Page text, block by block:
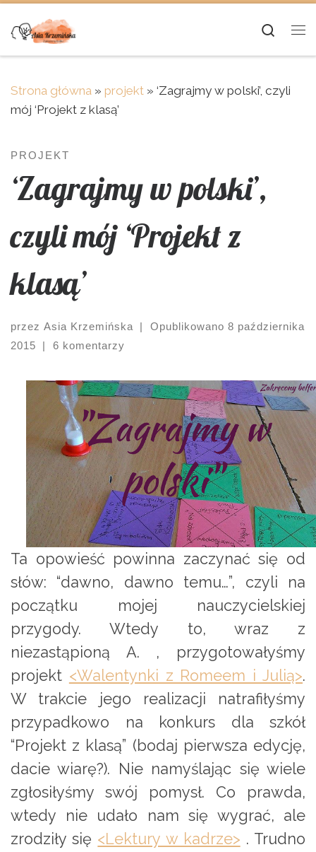
Skip to content
Strona główna » projekt » ‘Zagrajmy w polski’, czyli
mój ‘Projekt z klasą’
PROJEKT
‘Zagrajmy w polski’,
czyli mój ‘Projekt z
klasą’
przez Asia Krzemińska | Opublikowano 8 października
2015
| 6 komentarzy
Ta opowieść powinna zaczynać się od
słów: “dawno, dawno temu…”, czyli na
początku mojej nauczycielskiej
przygody. Wtedy to, wraz z
niezastąpioną A. , przygotowałyśmy
projekt <Walentynki z Romeem i Julią>.
W trakcie jego realizacji natrafiłyśmy
przypadkowo na konkurs dla szkół
“Projekt z klasą” (bodaj pierwsza edycję,
dacie wiarę?). Nie namyślając się wiele
zgłosiłyśmy swój pomysł. Co prawda,
wtedy nie udało nam się wygrać, ale
zrodziły się <Lektury w kadrze> . Trudno